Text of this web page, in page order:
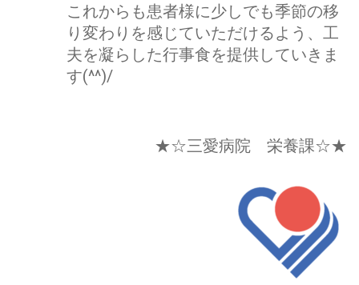
これからも患者様に少しでも季節の移
り変わりを感じていただけるよう、工
夫を凝らした行事食を提供していきま
す(^^)/
★☆三愛病院 栄養課☆★